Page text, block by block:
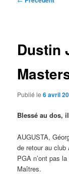
Dustin
Publié le6 avril
Blessé au dos,
AUGUSTA,
de retour au
PGA n’ont pas
Maîtres.